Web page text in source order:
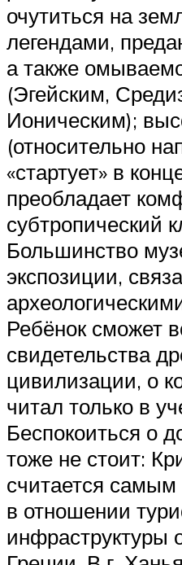
очутиться на
легендами,
а также
(Эгейским,
Ионическим);
(относительно
«стартует» в
преобладает
субтропический
Большинство
экспозиции,
Ребёнок сможет
свидетельства
цивилизации, о
читал только в
Беспокоиться о
тоже не стоит:
считается самым
в отношении
инфраструктуры